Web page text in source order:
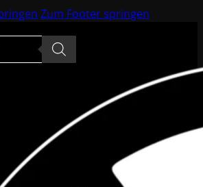
Zum Footer springen